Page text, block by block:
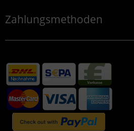
Zahlungsmethoden